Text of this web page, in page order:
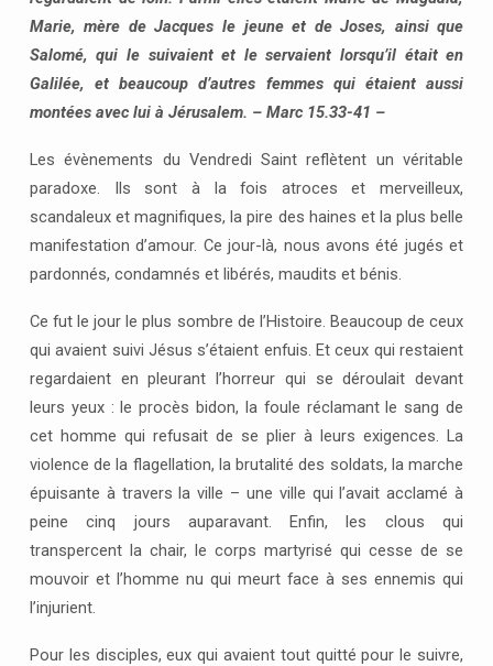
Marie, mère de Jacques le jeune et de Joses, ainsi que
Salomé, qui le suivaient et le servaient lorsqu’il était en
Galilée, et beaucoup d’autres femmes qui étaient aussi
montées avec lui à Jérusalem. – Marc 15.33-41 –
Les évènements du Vendredi Saint reflètent un véritable
paradoxe. Ils sont à la fois atroces et merveilleux,
scandaleux et magnifiques, la pire des haines et la plus belle
manifestation d’amour. Ce jour-là, nous avons été jugés et
pardonnés, condamnés et libérés, maudits et bénis.
Ce fut le jour le plus sombre de l’Histoire. Beaucoup de ceux
qui avaient suivi Jésus s’étaient enfuis. Et ceux qui restaient
regardaient en pleurant l’horreur qui se déroulait devant
leurs yeux : le procès bidon, la foule réclamant le sang de
cet homme qui refusait de se plier à leurs exigences. La
violence de la flagellation, la brutalité des soldats, la marche
épuisante à travers la ville – une ville qui l’avait acclamé à
peine cinq jours auparavant. Enfin, les clous qui
transpercent la chair, le corps martyrisé qui cesse de se
mouvoir et l’homme nu qui meurt face à ses ennemis qui
l’injurient.
Pour les disciples, eux qui avaient tout quitté pour le suivre,